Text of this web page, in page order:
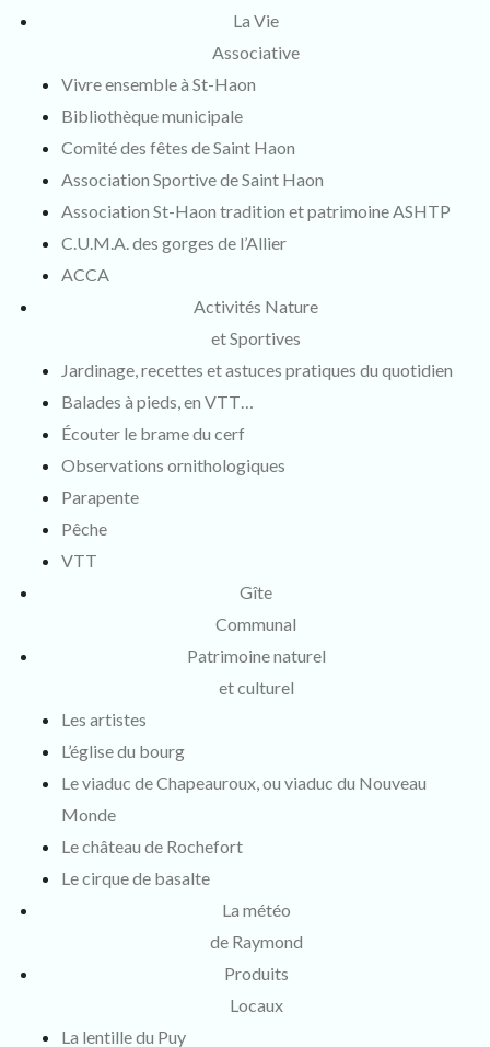
La Vie
Associative
Vivre ensemble à St-Haon
Bibliothèque municipale
Comité des fêtes de Saint Haon
Association Sportive de Saint Haon
Association St-Haon tradition et patrimoine ASHTP
C.U.M.A. des gorges de l’Allier
ACCA
Activités Nature
et Sportives
Jardinage, recettes et astuces pratiques du quotidien
Balades à pieds, en VTT…
Écouter le brame du cerf
Observations ornithologiques
Parapente
Pêche
VTT
Gîte
Communal
Patrimoine naturel
et culturel
Les artistes
L’église du bourg
Le viaduc de Chapeauroux, ou viaduc du Nouveau
Monde
Le château de Rochefort
Le cirque de basalte
La météo
de Raymond
Produits
Locaux
La lentille du Puy